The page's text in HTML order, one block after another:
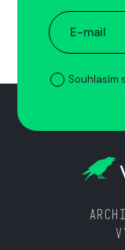
Souhlasím